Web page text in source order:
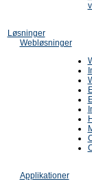
Løsninger
Webløsninger
Applikationer